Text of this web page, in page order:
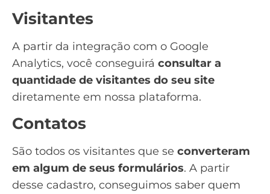
Visitantes
A partir da integração com o Google
Analytics, você conseguirá consultar a
quantidade de visitantes do seu site
diretamente em nossa plataforma.
Contatos
São todos os visitantes que se converteram
em algum de seus formulários. A partir
desse cadastro, conseguimos saber quem